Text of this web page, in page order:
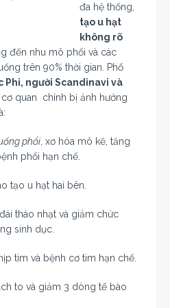
đa hệ thống,
tạo u hạt
không rõ
đến nhu mô phổi và các
trên 90% thời gian. Phổ
Phi, người Scandinavi và
cơ quan chính bị ảnh hưởng
phổi , xơ hóa mô kẽ, tăng
phổi hạn chế.
tạo u hạt hai bên.
, đái tháo nhạt và giảm chức
sinh dục.
tim và bệnh cơ tim hạn chế.
to và giảm 3 dòng tế bào